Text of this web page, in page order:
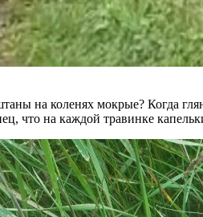
на коленях мокрые? Когда
что на каждой травинке